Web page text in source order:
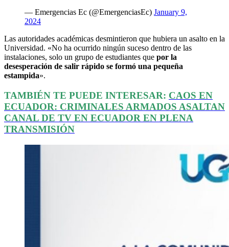
— Emergencias Ec (@EmergenciasEc) January 9,
2024
Las autoridades académicas desmintieron que hubiera un asalto en la
Universidad. «No ha ocurrido ningún suceso dentro de las
instalaciones, solo un grupo de estudiantes que por la
desesperación de salir rápido se formó una pequeña
estampida».
TAMBIÉN TE PUEDE INTERESAR: CAOS EN
ECUADOR: CRIMINALES ARMADOS ASALTAN
CANAL DE TV EN ECUADOR EN PLENA
TRANSMISIÓN